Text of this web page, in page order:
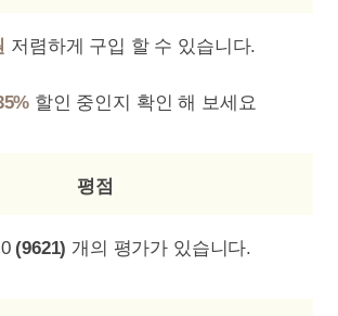
저렴하게 구입 할 수 있습니다.
할인 중인지 확인 해 보세요
평점
(9621) 개의 평가가 있습니다.